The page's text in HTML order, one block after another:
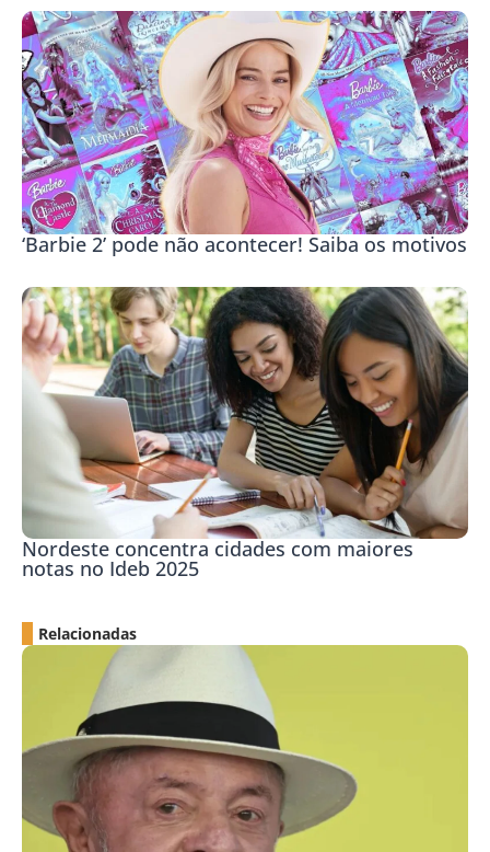
‘Barbie 2’ pode não acontecer! Saiba os motivos
Nordeste concentra cidades com maiores
notas no Ideb 2025
Relacionadas